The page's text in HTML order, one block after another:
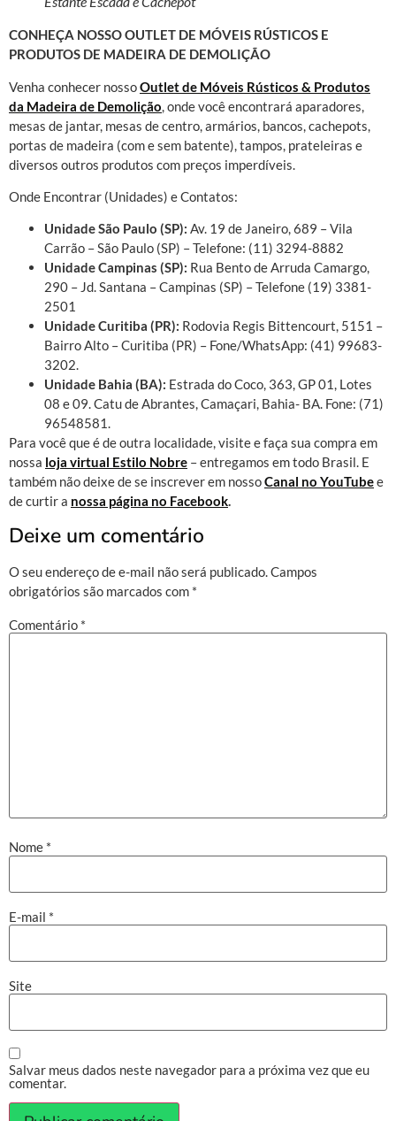
CONHEÇA NOSSO OUTLET DE MÓVEIS RÚSTICOS E
PRODUTOS DE MADEIRA DE DEMOLIÇÃO
Venha conhecer nossoOutlet de Móveis Rústicos & Produtos
da Madeira de Demolição , onde você encontrará aparadores,
mesas de jantar, mesas de centro, armários, bancos, cachepots,
portas de madeira (com e sem batente), tampos, prateleiras e
diversos outros produtos com preços imperdíveis.
Onde Encontrar (Unidades) e Contatos:
Unidade São Paulo (SP): Av. 19 de Janeiro, 689 – Vila
Carrão – São Paulo (SP) – Telefone: (11) 3294-8882
Unidade Campinas (SP): Rua Bento de Arruda Camargo,
290 – Jd. Santana – Campinas (SP) – Telefone (19) 3381-
2501
Unidade Curitiba (PR): Rodovia Regis Bittencourt, 5151 –
Bairro Alto – Curitiba (PR) – Fone/WhatsApp: (41) 99683-
3202.
Unidade Bahia (BA): Estrada do Coco, 363, GP 01, Lotes
08 e 09. Catu de Abrantes, Camaçari, Bahia- BA. Fone: (71)
96548581.
Para você que é de outra localidade, visite e faça sua compra em
nossa loja virtual Estilo Nobre – entregamos em todo Brasil. E
também não deixe de se inscrever em nossoCanal no YouTubee
de curtir a nossa página no Facebook.
Deixe um comentário
O seu endereço de e-mail não será publicado.Campos
obrigatórios são marcados com *
Comentário *
Nome *
E-mail *
Site
Salvar meus dados neste navegador para a próxima vez que eu
comentar.